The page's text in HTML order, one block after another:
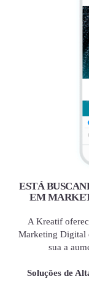
ESTÁ
EM
A Kreatif
Marketing Digital
sua a
Soluções de